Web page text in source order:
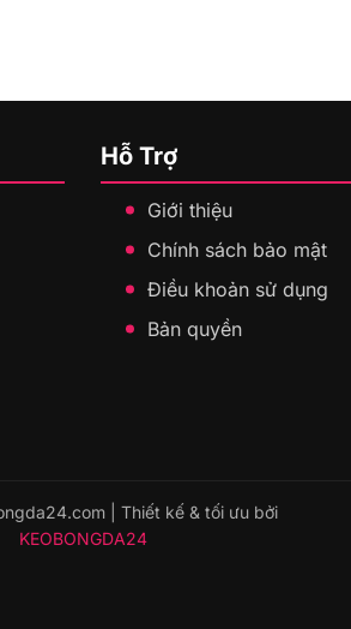
Hỗ Trợ
Giới thiệu
Chính sách bảo mật
Điều khoản sử dụng
Bản quyền
| Thiết kế & tối ưu bởi
KEOBONGDA24